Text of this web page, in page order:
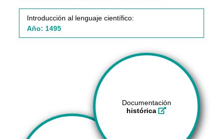
Introducción al lenguaje científico:
Año: 1495
Documentación
histórica